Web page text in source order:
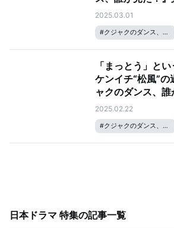
2025.03.01
#クジャクのダンス、誰が見た？
「まっとう」と
ケンイチ“松風”
ャクのダンス、
2025.02.22
#クジャクのダンス、誰が見た？
日本ドラマ 特集の記事一覧